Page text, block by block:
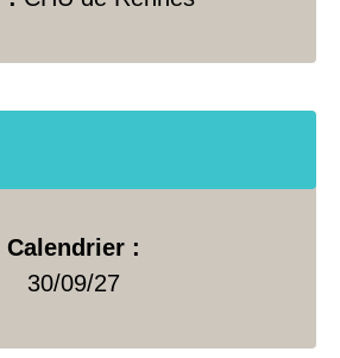
Calendrier :
30/09/27